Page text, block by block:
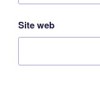
Site web